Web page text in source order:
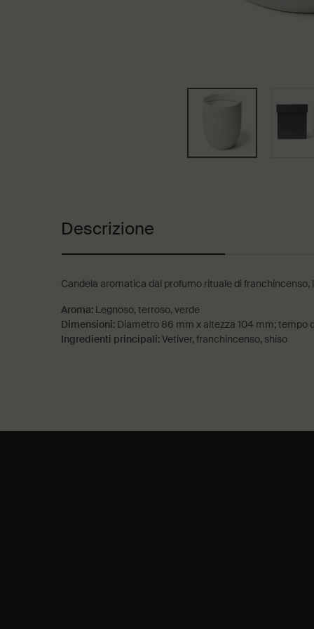
Descrizione
Candela aromatica dal profumo rituale di
Aroma: Legnoso, terroso, verde
Dimensioni: Diametro 86 mm x altezza 104 mm;
Ingredienti principali:Vetiver, franchincenso, shiso